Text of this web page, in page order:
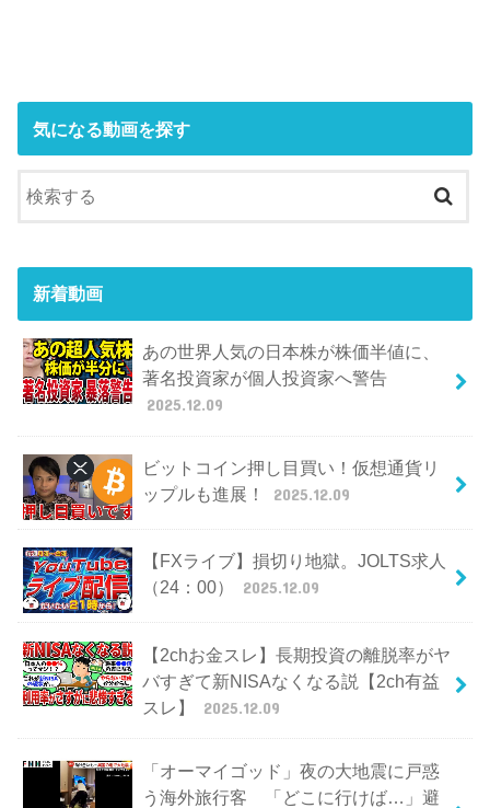
気になる動画を探す
新着動画
あの世界人気の日本株が株価半値に、
著名投資家が個人投資家へ警告
2025.12.09
ビットコイン押し目買い！仮想通貨リ
ップルも進展！
2025.12.09
【FXライブ】損切り地獄。JOLTS求人
（24：00）
2025.12.09
【2chお金スレ】長期投資の離脱率がヤ
バすぎて新NISAなくなる説【2ch有益
スレ】
2025.12.09
「オーマイゴッド」夜の大地震に戸惑
う海外旅行客 「どこに行けば…」避